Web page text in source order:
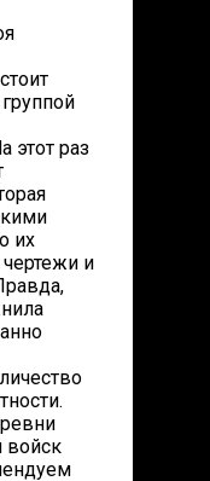
этот раз
их
чертежи и
войск